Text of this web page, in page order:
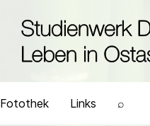
Fotothek Links ⌕